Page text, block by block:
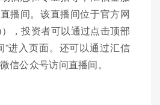
播间。该直播间位于官方网
，投资者可以通过点击顶部
”进入页面。还可以通过汇信
信公众号访问直播间。